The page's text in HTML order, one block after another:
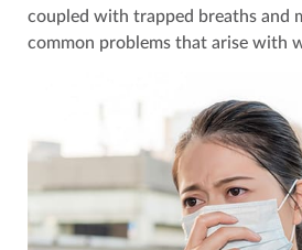
coupled with trapped breaths and
common problems that arise with